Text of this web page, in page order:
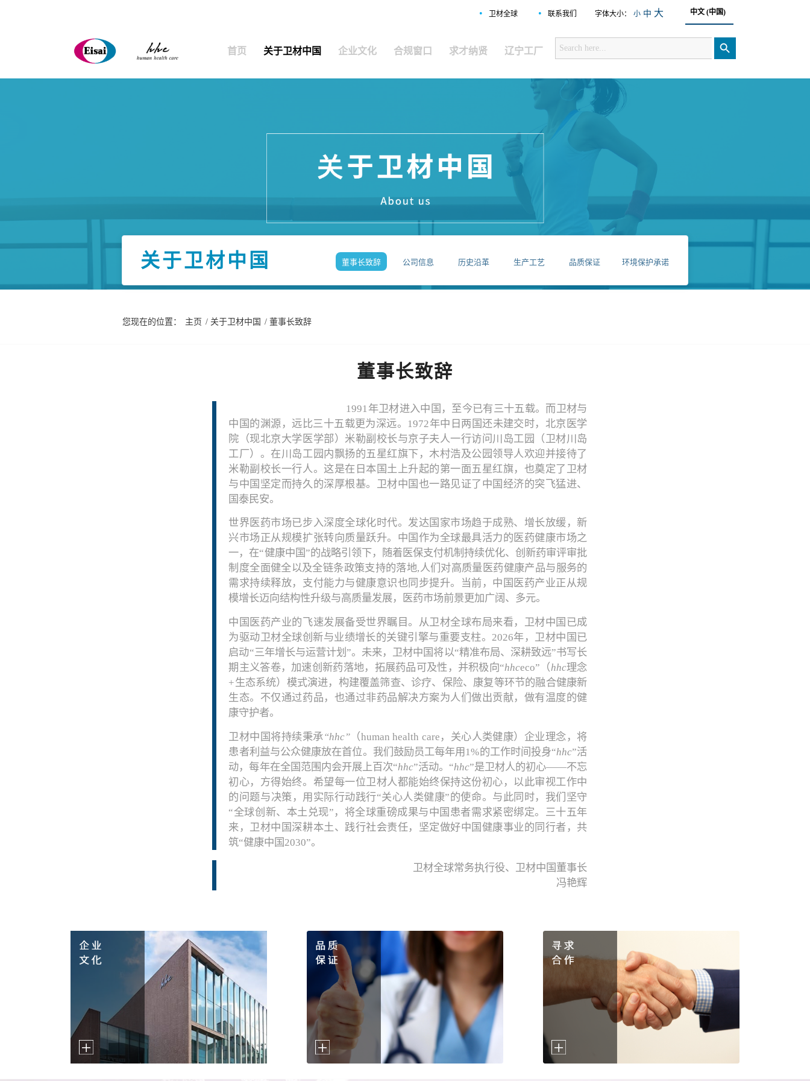
中文 (中国)
字体大小： 小 中 大
• 卫材全球 • 联系我们
首页 关于卫材中国 企业文化 合规窗口 求才纳贤 辽宁工厂
for:
搜索按钮
您现在的位置： 主页 / 关于卫材中国 / 董事长致辞
关于卫材中国 董事长致辞 公司信息 历史沿革 生产工艺 品质保证 环境保护承诺
董事长致辞
1991年卫材进入中国，至今已有三十五载。而卫材与
中国的渊源，远比三十五载更为深远。1972年中日两国还未建交时，北京医学
院（现北京大学医学部）米勒副校长与京子夫人一行访问川岛工园（卫材川岛
工厂）。在川岛工园内飘扬的五星红旗下，木村浩及公园领导人欢迎并接待了
米勒副校长一行人。这是在日本国土上升起的第一面五星红旗，也奠定了卫材
与中国坚定而持久的深厚根基。卫材中国也一路见证了中国经济的突飞猛进、
国泰民安。
世界医药市场已步入深度全球化时代。发达国家市场趋于成熟、增长放缓，新
兴市场正从规模扩张转向质量跃升。中国作为全球最具活力的医药健康市场之
一，在“健康中国”的战略引领下，随着医保支付机制持续优化、创新药审评审批
制度全面健全以及全链条政策支持的落地,人们对高质量医药健康产品与服务的
需求持续释放，支付能力与健康意识也同步提升。当前，中国医药产业正从规
模增长迈向结构性升级与高质量发展，医药市场前景更加广阔、多元。
中国医药产业的飞速发展备受世界瞩目。从卫材全球布局来看，卫材中国已成
为驱动卫材全球创新与业绩增长的关键引擎与重要支柱。2026年，卫材中国已
启动“三年增长与运营计划”。未来，卫材中国将以“精准布局、深耕致远”书写长
期主义答卷，加速创新药落地，拓展药品可及性，并积极向“hhceco”（hhc理念
+生态系统）模式演进，构建覆盖筛查、诊疗、保险、康复等环节的融合健康新
生态。不仅通过药品，也通过非药品解决方案为人们做出贡献，做有温度的健
康守护者。
卫材中国将持续秉承“hhc”（human health care，关心人类健康）企业理念，将
患者利益与公众健康放在首位。我们鼓励员工每年用1%的工作时间投身“hhc”活
动，每年在全国范围内会开展上百次“hhc”活动。“hhc”是卫材人的初心——不忘
初心，方得始终。希望每一位卫材人都能始终保持这份初心，以此审视工作中
的问题与决策，用实际行动践行“关心人类健康”的使命。与此同时，我们坚守
“全球创新、本土兑现”，将全球重磅成果与中国患者需求紧密绑定。三十五年
来，卫材中国深耕本土、践行社会责任，坚定做好中国健康事业的同行者，共
筑“健康中国2030”。
卫材全球常务执行役、卫材中国董事长
冯艳辉